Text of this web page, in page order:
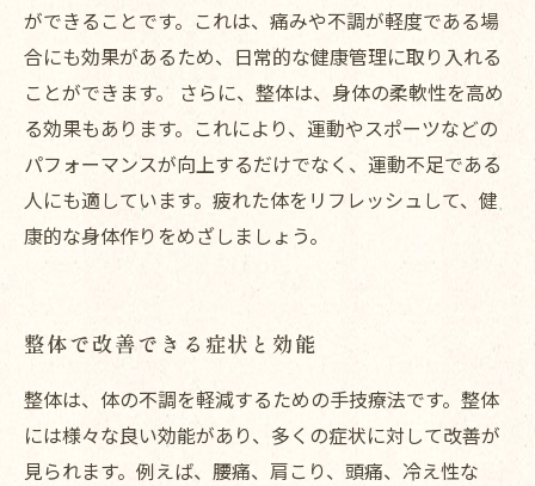
ができることです。これは、痛みや不調が軽度である場
合にも効果があるため、日常的な健康管理に取り入れる
ことができます。 さらに、整体は、身体の柔軟性を高め
る効果もあります。これにより、運動やスポーツなどの
パフォーマンスが向上するだけでなく、運動不足である
人にも適しています。疲れた体をリフレッシュして、健
康的な身体作りをめざしましょう。
整体で改善できる症状と効能
整体は、体の不調を軽減するための手技療法です。整体
には様々な良い効能があり、多くの症状に対して改善が
見られます。例えば、腰痛、肩こり、頭痛、冷え性な